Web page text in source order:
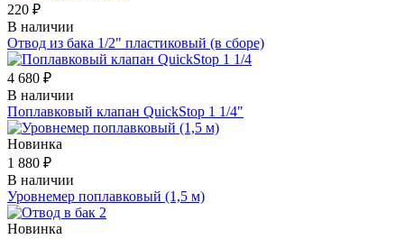
220 ₽
В наличии
Отвод из бака 1/2" пластиковый (в сборе)
4 680 ₽
В наличии
Поплавковый клапан QuickStop 1 1/4"
Новинка
1 880 ₽
В наличии
Уровнемер поплавковый (1,5 м)
Новинка